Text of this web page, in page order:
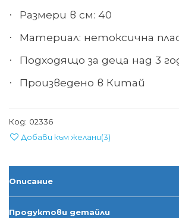
· Размери в см: 40
· Материал: нетоксична
· Подходящо за деца над 3
· Произведено в Китай
Код: 02336
Добави към желани(3)
Описание
Продуктови детайли